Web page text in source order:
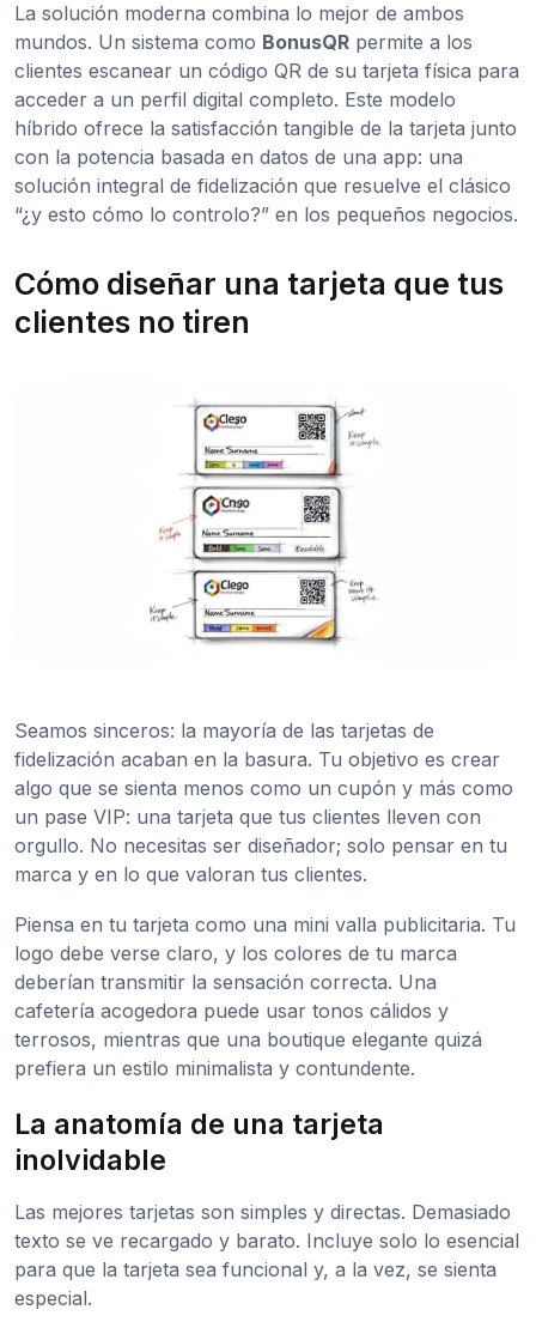
La solución moderna combina lo mejor de ambos
mundos. Un sistema como BonusQR permite a los
clientes escanear un código QR de su tarjeta física para
acceder a un perfil digital completo. Este modelo
híbrido ofrece la satisfacción tangible de la tarjeta junto
con la potencia basada en datos de una app: una
solución integral de fidelización que resuelve el clásico
“¿y esto cómo lo controlo?” en los pequeños negocios.
Cómo diseñar una tarjeta que tus
clientes no tiren
Seamos sinceros: la mayoría de las tarjetas de
fidelización acaban en la basura. Tu objetivo es crear
algo que se sienta menos como un cupón y más como
un pase VIP: una tarjeta que tus clientes lleven con
orgullo. No necesitas ser diseñador; solo pensar en tu
marca y en lo que valoran tus clientes.
Piensa en tu tarjeta como una mini valla publicitaria. Tu
logo debe verse claro, y los colores de tu marca
deberían transmitir la sensación correcta. Una
cafetería acogedora puede usar tonos cálidos y
terrosos, mientras que una boutique elegante quizá
prefiera un estilo minimalista y contundente.
La anatomía de una tarjeta
inolvidable
Las mejores tarjetas son simples y directas. Demasiado
texto se ve recargado y barato. Incluye solo lo esencial
para que la tarjeta sea funcional y, a la vez, se sienta
especial.